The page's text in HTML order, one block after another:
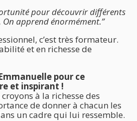
pour découvrir différents
apprend énormément.”
c’est très formateur.
et en richesse de
pour ce
et inspirant !
à la richesse des
de donner à chacun les
un cadre qui lui ressemble.